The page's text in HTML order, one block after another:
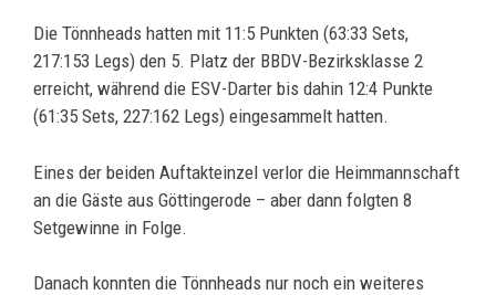
Die Tönnheads hatten mit 11:5 Punkten (63:33 Sets,
217:153 Legs) den 5. Platz der BBDV-Bezirksklasse 2
erreicht, während die ESV-Darter bis dahin 12:4 Punkte
(61:35 Sets, 227:162 Legs) eingesammelt hatten.
Eines der beiden Auftakteinzel verlor die Heimmannschaft
an die Gäste aus Göttingerode – aber dann folgten 8
Setgewinne in Folge.
Danach konnten die Tönnheads nur noch ein weiteres